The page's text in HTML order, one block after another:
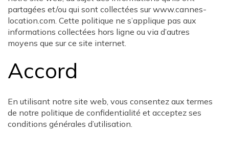
partagées et/ou qui sont collectées sur www.cannes-
location.com. Cette politique ne s’applique pas aux
informations collectées hors ligne ou via d’autres
moyens que sur ce site internet.
Accord
En utilisant notre site web, vous consentez aux termes
de notre politique de confidentialité et acceptez ses
conditions générales d’utilisation.